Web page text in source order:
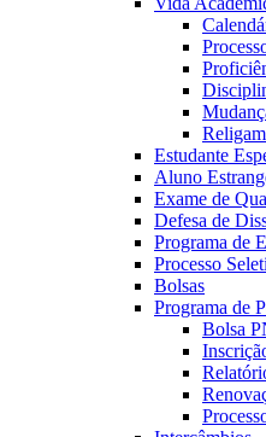
Estudante
Aluno
Exame de
Defesa de
Programa de
Processo
Bolsas
Programa de
Bolsa